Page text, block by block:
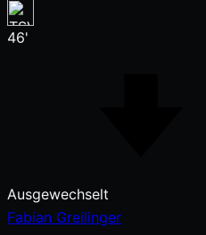
46'
Ausgewechselt
Fabian Greilinger